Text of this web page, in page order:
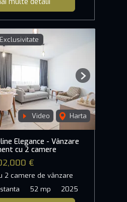
Exclusivitate
Video Harta
Next
Elegance - Vânzare
cu 2 camere
€
2 camere de vânzare
52 mp 2025